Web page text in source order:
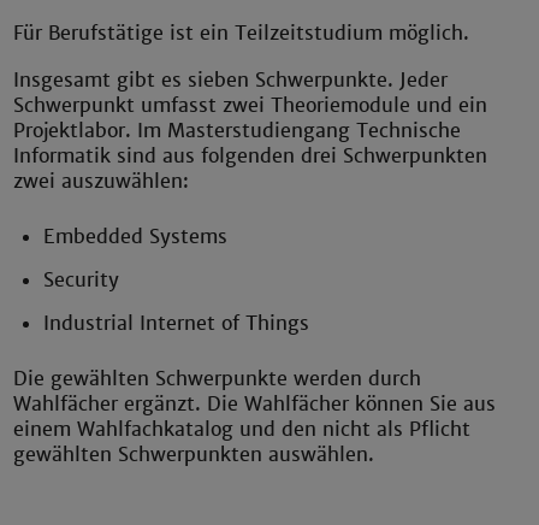
Für Berufstätige ist ein Teilzeitstudium möglich.
Insgesamt gibt es sieben Schwerpunkte. Jeder
Schwerpunkt umfasst zwei Theoriemodule und ein
Projektlabor. Im Masterstudiengang Technische
Informatik sind aus folgenden drei Schwerpunkten
zwei auszuwählen:
Embedded Systems
Security
Industrial Internet of Things
Die gewählten Schwerpunkte werden durch
Wahlfächer ergänzt. Die Wahlfächer können Sie aus
einem Wahlfachkatalog und den nicht als Pflicht
gewählten Schwerpunkten auswählen.